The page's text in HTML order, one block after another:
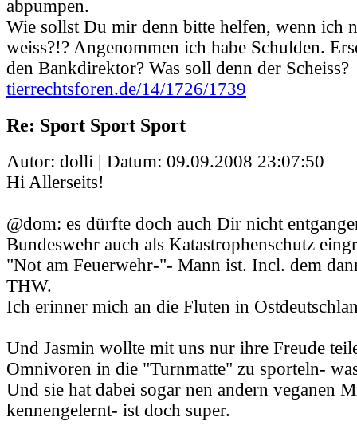
abpumpen.
Wie sollst Du mir denn bitte helfen, wenn ich
weiss?!? Angenommen ich habe Schulden.
den Bankdirektor? Was soll denn der Scheiss?
tierrechtsforen.de/14/1726/1739
Re: Sport Sport Sport
Autor: dolli | Datum: 09.09.2008 23:07:50
Hi Allerseits!
@dom: es dürfte doch auch Dir nicht
Bundeswehr auch als Katastrophenschutz
"Not am Feuerwehr-"- Mann ist. Incl. dem
THW.
Ich erinner mich an die Fluten in
Und Jasmin wollte mit uns nur ihre Freude
Omnivoren in die "Turnmatte" zu sporteln-
Und sie hat dabei sogar nen andern veganen
kennengelernt- ist doch super.